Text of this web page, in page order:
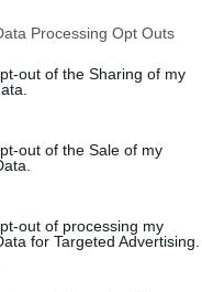
this website/app uses one
visit or usage behaviour.
to Google and its
below specified purposes
Processing Opt Outs
out of the Sharing of my
out of the Sale of my
out of processing my
for Targeted Advertising.
fogyasztói árak, miközben